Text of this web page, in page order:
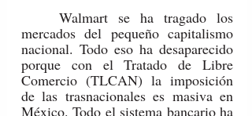
mercados del pequeño capitalismo
nacional. Todo eso ha desaparecido
porque con el Tratado de Libre
Comercio (TLCAN) la imposición
de las trasnacionales es masiva en
México. Todo el sistema bancario ha